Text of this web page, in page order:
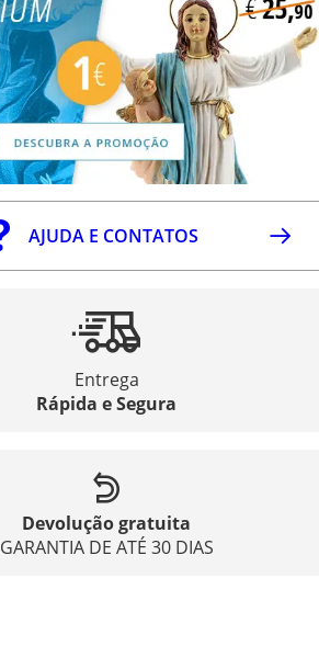
AJUDA E CONTATOS
Entrega
Rápida e Segura
Devolução gratuita
GARANTIA DE ATÉ 30 DIAS